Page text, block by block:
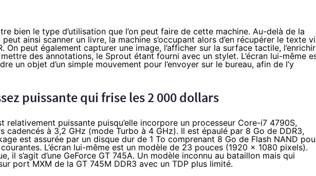
bien le type d’utilisation que l’on peut faire de cette machine. Au-delà de la
ainsi scanner un livre, la machine s’occupant alors d’en récupérer le texte
On peut également capturer une image, l’afficher sur la surface tactile, l’enrichir
des annotations, le Sprout étant fourni avec un stylet. L’écran lui-même
un objet d’un simple mouvement pour l’envoyer sur le bureau, afin de l’y
puissante qui frise les 2 000 dollars
relativement puissante puisqu’elle incorpore un processeur Core-i7 4790S,
à 3,2 GHz (mode Turbo à 4 GHz). Il est épaulé par 8 Go de DDR3,
est assurée par un disque dur de 1 To comprenant 8 Go de Flash NAND
L’écran lui-même est un modèle de 23 pouces (1920 x 1080 pixels).
il s’agit d’une GeForce GT 745A. Un modèle inconnu au bataillon maisqui
port MXM de la GT 745M DDR3 avec un TDP plus limité.